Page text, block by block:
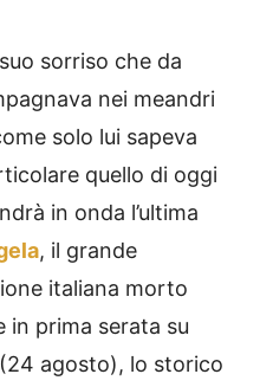
sorriso che da
nei meandri
solo lui sapeva
quello di oggi
in onda l’ultima
, il grande
italiana morto
in prima serata su
(24 agosto), lo storico